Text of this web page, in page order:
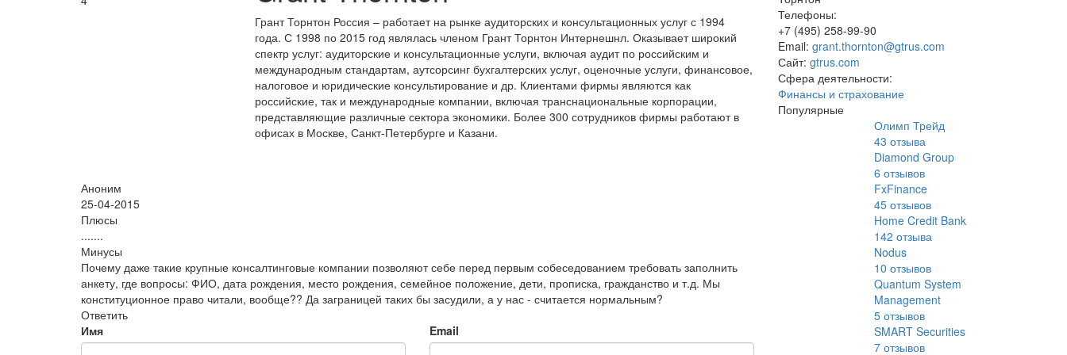
Грант Торнтон Россия – работает на рынке аудиторских и консультационных услуг с 1994
года. С 1998 по 2015 год являлась членом Грант Торнтон Интернешнл. Оказывает широкий
спектр услуг: аудиторские и консультационные услуги, включая аудит по российским и
международным стандартам, аутсорсинг бухгалтерских услуг, оценочные услуги, финансовое,
налоговое и юридические консультирование и др. Клиентами фирмы являются как
российские, так и международные компании, включая транснациональные корпорации,
представляющие различные сектора экономики. Более 300 сотрудников фирмы работают в
офисах в Москве, Санкт-Петербурге и Казани.
Аноним
25-04-2015
Плюсы
.......
Минусы
Почему даже такие крупные консалтинговые компании позволяют себе перед первым собеседованием требовать заполнить
анкету, где вопросы: ФИО, дата рождения, место рождения, семейное положение, дети, прописка, гражданство и т.д. Мы
конституционное право читали, вообще?? Да заграницей таких бы засудили, а у нас - считается нормальным?
Ответить
Имя
Email
Телефоны:
+7 (495) 258-99-90
Email: grant.thornton@gtrus.com
Сайт: gtrus.com
Сфера деятельности:
Финансы и страхование
Популярные
Олимп Трейд
43 отзыва
Diamond Group
6 отзывов
FxFinance
45 отзывов
Home Credit Bank
142 отзыва
Nodus
10 отзывов
Quantum System
Management
5 отзывов
SMART Securities
7 отзывов